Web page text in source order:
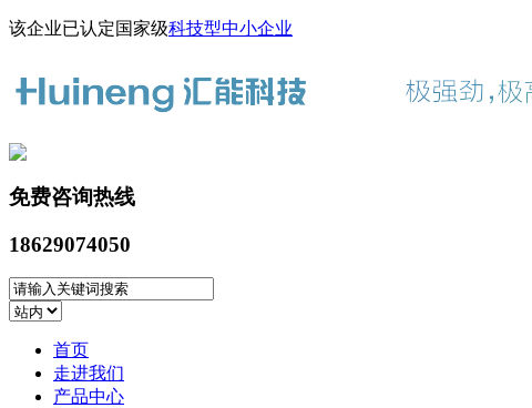
该企业已认定国家级科技型中小企业
免费咨询热线
18629074050
首页
走进我们
产品中心